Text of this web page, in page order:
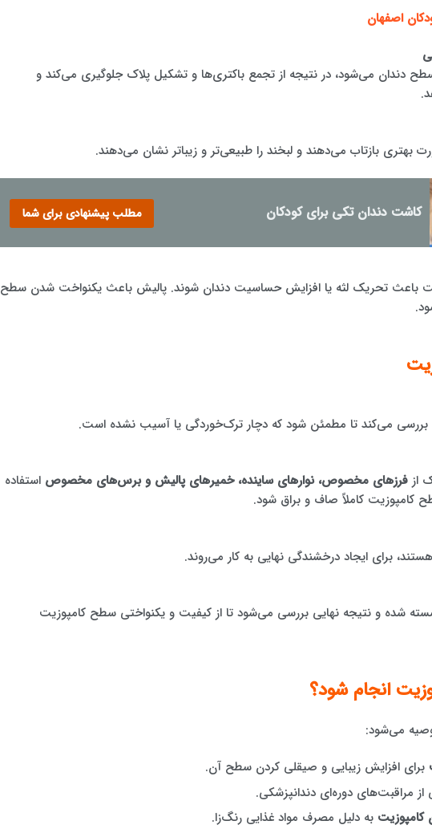
اصفهان
دندان می‌شود، در نتیجه از تجمع باکتری‌ها و تشکیل پلاک جلوگیری می‌کند و
بهتری بازتاب می‌دهند و لبخند را طبیعی‌تر و زیباتر نشان می‌دهند.
کاشت دندان تکی برای کودکان مطلب پیشنهادی برای شما
باعث تحریک لثه یا افزایش حساسیت دندان شوند. پالیش باعث یکنواخت شدن سطح
بررسی می‌کند تا مطمئن شود که دچار ترک‌خوردگی یا آسیب نشده است.
ازفرزهای مخصوص، نوارهای ساینده، خمیرهای پالیش و برس‌های مخصوص استفاده
کامپوزیت کاملاً صاف و براق شود.
برای ایجاد درخشندگی نهایی به کار می‌روند.
شده و نتیجه نهایی بررسی می‌شود تا از کیفیت و یکنواختی سطح کامپوزیت
انجام شود؟
می‌شود:
برای افزایش زیبایی و صیقلی کردن سطح آن.
مراقبت‌های دوره‌ای دندانپزشکی.
کامپوزیت به دلیل مصرف مواد غذایی رنگ‌زا.